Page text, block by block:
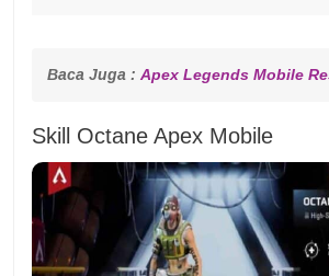
Baca Juga : Apex Legends Mobile
Skill Octane Apex Mobile